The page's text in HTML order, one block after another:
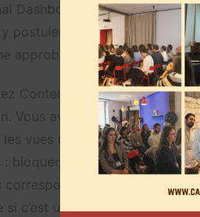
Dashboard sur Facebook,
postuler via le site de Meta.
approbation, selon les
Content Protection,chaque
Vous avez un tableau de
vues du Reel dupliqué, les
: bloquer, attribuer, ou
si vous
si c’est un remix ou un